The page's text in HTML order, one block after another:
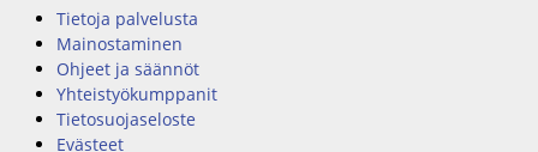
Tietoja palvelusta
Mainostaminen
Ohjeet ja säännöt
Yhteistyökumppanit
Tietosuojaseloste
Evästeet